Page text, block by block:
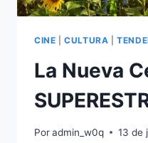
CINE |CULTURA |
La Nueva
Poradmin_w0q 13 de